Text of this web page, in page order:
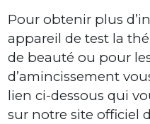
Pour obtenir plus
appareil de test la
de beauté ou pour
d’amincissement
lien ci-dessous qui
sur notre site officiel